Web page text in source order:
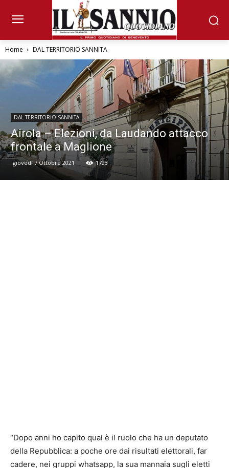
Home DAL TERRITORIO SANNITA
DAL TERRITORIO SANNITA
Airola – Elezioni, da Laudando attacco
frontale a Maglione
giovedì 7 Ottobre 2021 1723
“Dopo anni ho capito qual è il ruolo che ha un deputato
della Repubblica: a poche ore dai risultati elettorali, far
cadere, nei gruppi whatsapp, la sua mannaia sugli eletti